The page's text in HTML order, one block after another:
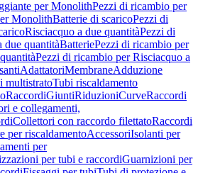
per MonolithPezzi di ricambio per
MonolithBatterie di scaricoPezzi di
Risciacquo a due quantitàPezzi di
due quantitàBatteriePezzi di ricambio per
Pezzi di ricambio per Risciacquo a
AdattatoriMembraneAdduzione
multistratoTubi riscaldamento
RaccordiGiuntiRiduzioniCurveRaccordi
e collegamenti,
Collettori con raccordo filettatoRaccordi
per riscaldamentoAccessoriIsolanti per
per
per tubi e raccordiGuarnizioni per